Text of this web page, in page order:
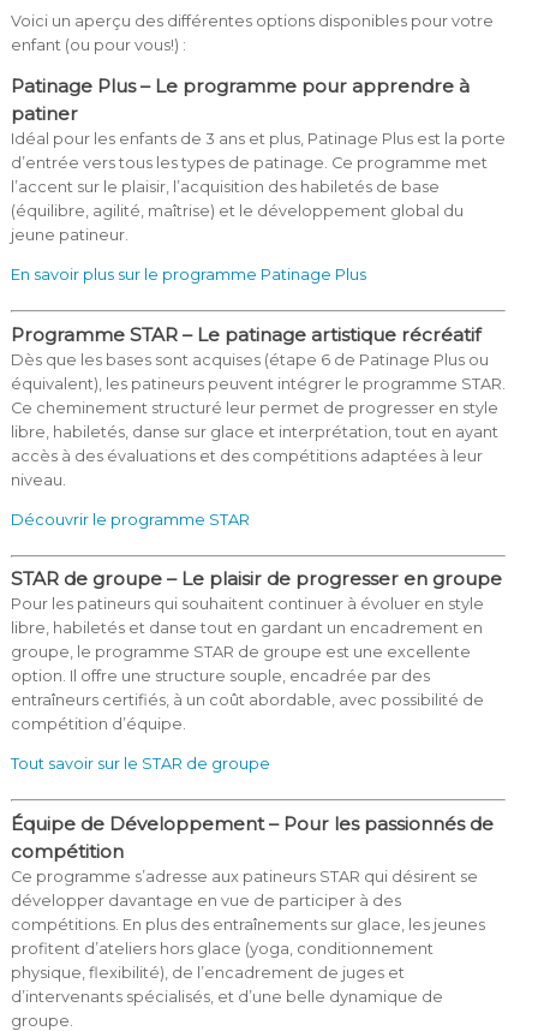
Voici un aperçu des différentes options disponibles pour votre
enfant (ou pour vous!) :
Patinage Plus – Le programme pour apprendre à
patiner
Idéal pour les enfants de 3 ans et plus, Patinage Plus est la porte
d’entrée vers tous les types de patinage. Ce programme met
l’accent sur le plaisir, l’acquisition des habiletés de base
(équilibre, agilité, maîtrise) et le développement global du
jeune patineur.
En savoir plus sur le programme Patinage Plus
Programme STAR – Le patinage artistique récréatif
Dès que les bases sont acquises (étape 6 de Patinage Plus ou
équivalent), les patineurs peuvent intégrer le programme STAR.
Ce cheminement structuré leur permet de progresser en style
libre, habiletés, danse sur glace et interprétation, tout en ayant
accès à des évaluations et des compétitions adaptées à leur
niveau.
Découvrir le programme STAR
STAR de groupe – Le plaisir de progresser en groupe
Pour les patineurs qui souhaitent continuer à évoluer en style
libre, habiletés et danse tout en gardant un encadrement en
groupe, le programme STAR de groupe est une excellente
option. Il offre une structure souple, encadrée par des
entraîneurs certifiés, à un coût abordable, avec possibilité de
compétition d’équipe.
Tout savoir sur le STAR de groupe
Équipe de Développement – Pour les passionnés de
compétition
Ce programme s’adresse aux patineurs STAR qui désirent se
développer davantage en vue de participer à des
compétitions. En plus des entraînements sur glace, les jeunes
profitent d’ateliers hors glace (yoga, conditionnement
physique, flexibilité), de l’encadrement de juges et
d’intervenants spécialisés, et d’une belle dynamique de
groupe.